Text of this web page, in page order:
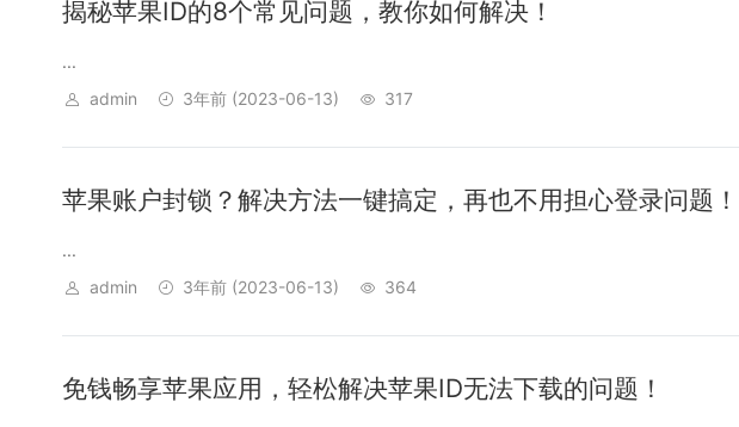
揭秘苹果ID的8个常见问题，教你如何解决！
...
admin
3年前 (2023-06-13) 317
苹果账户封锁？解决方法一键搞定，再也不用担心登录问题！
...
admin
3年前 (2023-06-13) 364
免钱畅享苹果应用，轻松解决苹果ID无法下载的问题！